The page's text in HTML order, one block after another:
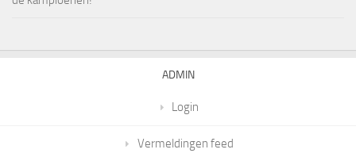
ADMIN
Login
Vermeldingen feed